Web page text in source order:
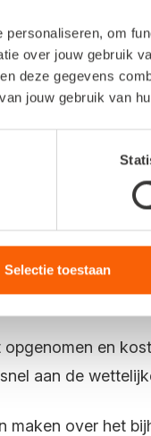
om
over jouw gebruik
deze gegevens
jouw gebruik van
Selectie toestaan
op. Deze
een
Op de
van de
en
aan de
over het